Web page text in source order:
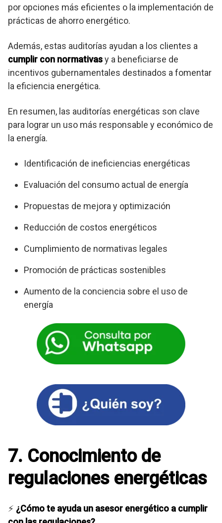
por opciones más eficientes o la implementación de
prácticas de ahorro energético.
Además, estas auditorías ayudan a los clientes a
cumplir con normativasy a beneficiarse de
incentivos gubernamentales destinados a fomentar
la eficiencia energética.
En resumen, las auditorías energéticas son clave
para lograr un uso más responsable y económico de
la energía.
Identificación de ineficiencias energéticas
Evaluación del consumo actual de energía
Propuestas de mejora y optimización
Reducción de costos energéticos
Cumplimiento de normativas legales
Promoción de prácticas sostenibles
Aumento de la conciencia sobre el uso de
energía
7. Conocimiento de
regulaciones energéticas
⚡ ¿Cómo te ayuda un asesor energético a cumplir